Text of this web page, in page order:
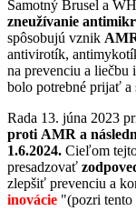
Samotný Brusel a
zneužívanie
spôsobujú vznik
antivirotík,
na prevenciu a
bolo potrebné prijať
Rada 13. júna 2023
proti AMR a
1.6.2024. Cieľom
presadzovať
zlepšiť prevenciu a
inovácie "(pozri tento